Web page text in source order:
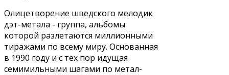
Олицетворение шведского мелодик
дэт-метала - группа, альбомы
которой разлетаются миллионными
тиражами по всему миру. Основанная
в 1990 году и с тех пор идущая
семимильными шагами по метал-